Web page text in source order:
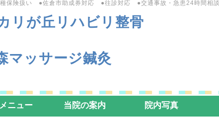
保険扱い ●佐倉市助成券対応 ●往診対応 ●交通事故・急患24時間相
リが丘リハビリ整骨
マッサージ鍼灸
ニュー 当院の案内 院内写真